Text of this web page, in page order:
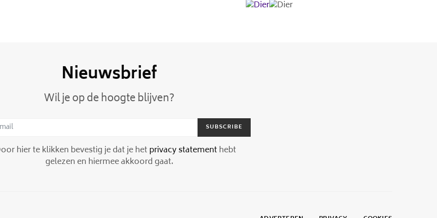
Nieuwsbrief
Wil je op de hoogte blijven?
SUBSCRIBE
hier te klikken bevestig je dat je hetprivacy statementhebt
gelezen en hiermee akkoord gaat.